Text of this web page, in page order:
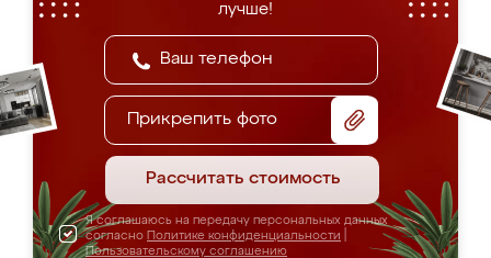
лучше!
Прикрепить фото
Рассчитать стоимость
Я соглашаюсь на передачу персональных данных
согласно Политике конфиденциальности
Пользовательскому соглашению